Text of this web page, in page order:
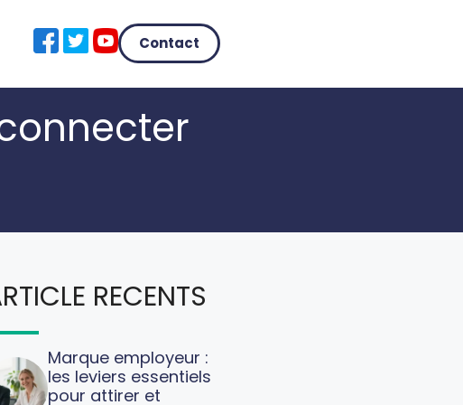
Contact
RECENTS
Marque employeur :
les leviers essentiels
pour attirer et